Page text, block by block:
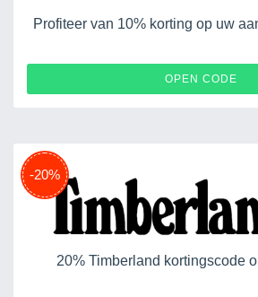
Profiteer van 10% korting op uw
OPEN CODE
-20%
20% Timberland kortingscode